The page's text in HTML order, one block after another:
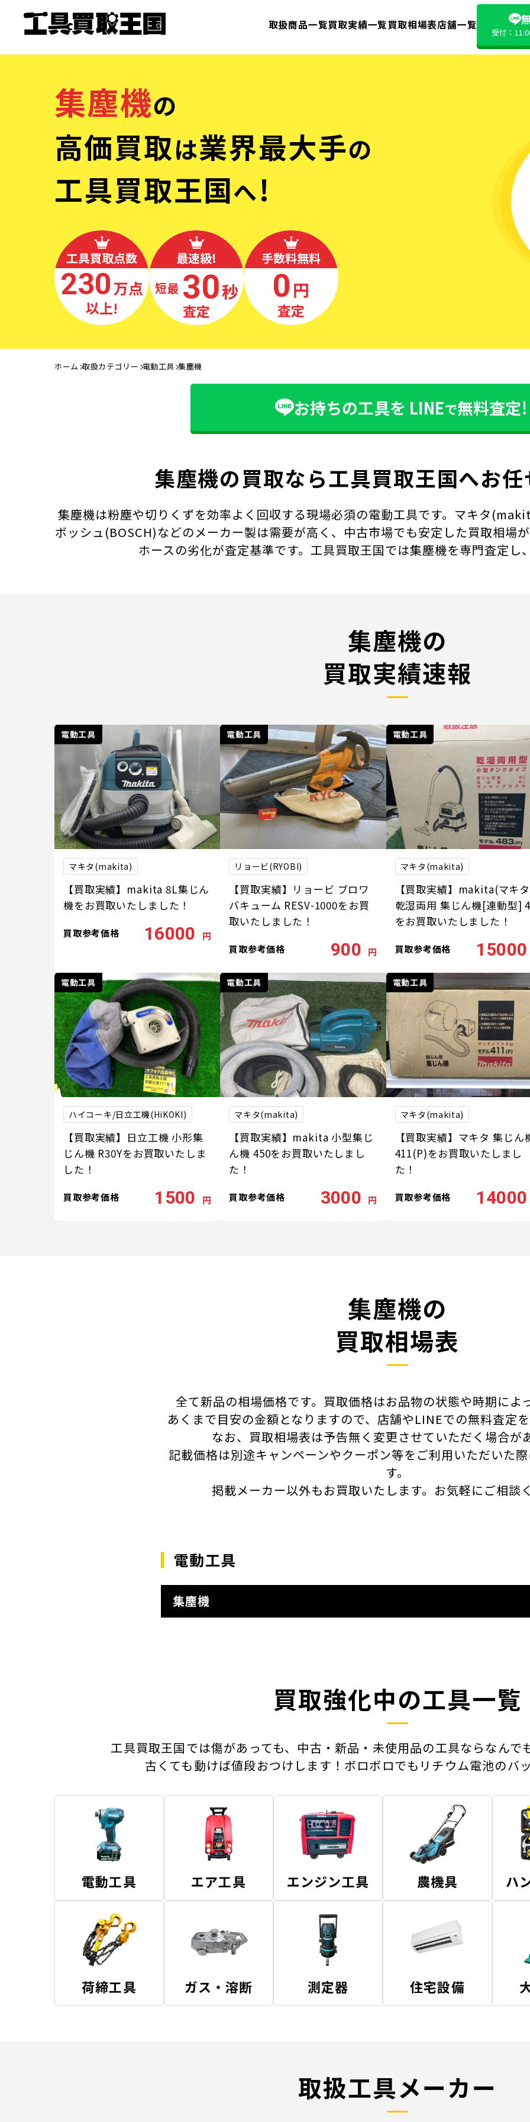
取扱商品一覧買取実績一覧買取相場表店舗一覧
受付：
集塵機の
高価買取は業界最大手の
工具買取王国へ!
工具買取点数
230万点
以上!
最速級!
最短 30秒
査定
手数料無料
0 円
査定
ホーム 取扱カテゴリー 電動工具 集塵機
お持ちの工具を LINEで無料査定!
集塵機の買取なら工具買取王国へお
集塵機は粉塵や切りくずを効率よく回収する現場必須の電動工具です。マキタ
ボッシュ(BOSCH)などのメーカー製は需要が高く、中古市場でも安定した買取相場
ホースの劣化が査定基準です。工具買取王国では集塵機を専門査定し
集塵機の
買取実績速報
電動工具
マキタ(makita)
【買取実績】makita 8L集じん
機をお買取いたしました！
買取参考価格 16000 円
電動工具
リョービ(RYOBI)
【買取実績】リョービ ブロワ
バキューム RESV-1000をお買
取いたしました！
買取参考価格 900 円
電動工具
マキタ(makita)
【買取実績】makita(マキ
乾湿両用 集じん機[連動型]
をお買取いたしました！
買取参考価格 15000
電動工具
ハイコーキ/日立工機(HiKOKI)
【買取実績】日立工機 小形集
じん機 R30Yをお買取いたしま
した！
買取参考価格 1500 円
電動工具
マキタ(makita)
【買取実績】makita 小型集じ
ん機 450をお買取いたしまし
た！
買取参考価格 3000 円
電動工具
マキタ(makita)
【買取実績】マキタ 集じん
411(P)をお買取いたしまし
た！
買取参考価格 14000
集塵機の
買取相場表
全て新品の相場価格です。買取価格はお品物の状態や時期によ
あくまで目安の金額となりますので、店舗やLINEでの無料査定
なお、買取相場表は予告無く変更させていただく場合が
記載価格は別途キャンペーンやクーポン等をご利用いただいた
す。
掲載メーカー以外もお買取いたします。 お気軽にご相談
電動工具
集塵機
買取強化中の工具一覧
工具買取王国では傷があっても、中古・新品・未使用品の工具ならなんで
古くても動けば値段おつけします！ボロボロでもリチウム電池のバ
電動工具 エア工具 エンジン工具 農機具 ハ
荷締工具 ガス・溶断 測定器 住宅設備
取扱工具メーカー